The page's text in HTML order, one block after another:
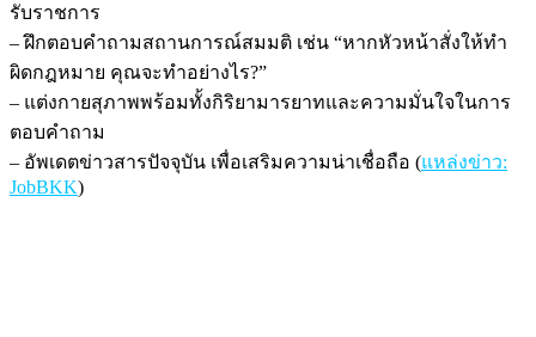
รับราชการ
– ฝึกตอบคำถามสถานการณ์สมมติ เช่น “หากหัวหน้าสั่งให้ทำ
ผิดกฎหมาย คุณจะทำอย่างไร?”
– แต่งกายสุภาพพร้อมทั้งกิริยามารยาทและความมั่นใจในการ
ตอบคำถาม
– อัพเดตข่าวสารปัจจุบัน เพื่อเสริมความน่าเชื่อถือ (แหล่งข่าว:
JobBKK)